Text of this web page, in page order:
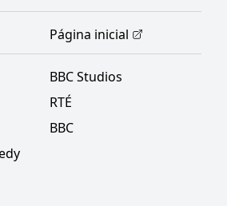
Página inicial
BBC Studios
RTÉ
BBC